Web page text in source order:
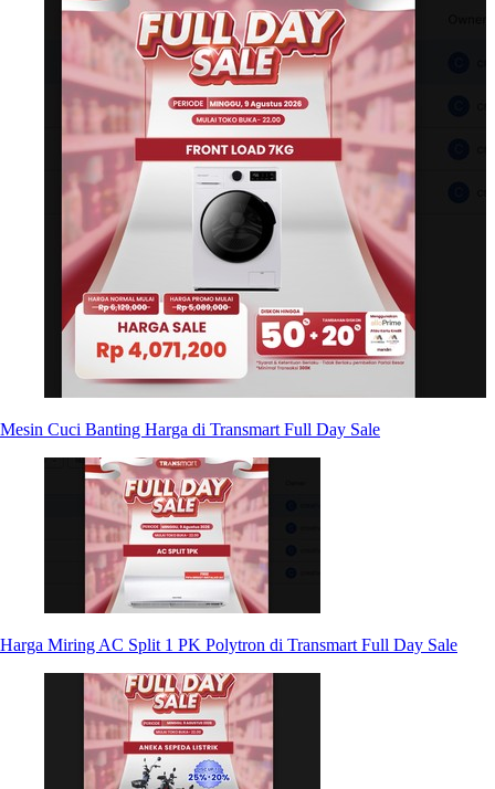
Mesin Cuci Banting Harga di Transmart Full Day Sale
Harga Miring AC Split 1 PK Polytron di Transmart Full Day Sale